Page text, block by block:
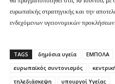
ευρωπαϊκής στρατηγικής και την
ενδεχόμενων υγειονομικών προκλήσεων.
TAGS δημόσια υγεία ΕΜΠΟΛΑ
ευρωπαϊκός συντονισμός
τηλεδιάσκεψη
υπουργοί Υγείας